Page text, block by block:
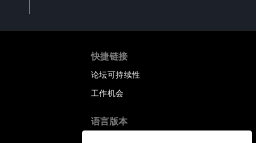
快捷链接
论坛可持续性
工作机会
语言版本